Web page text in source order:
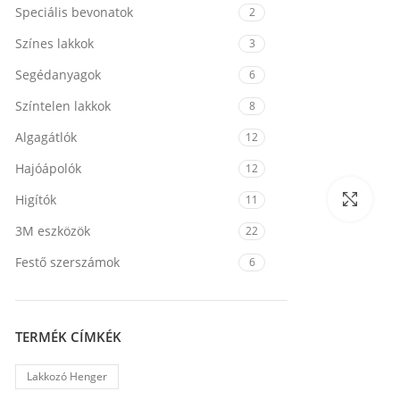
Speciális bevonatok 2
Színes lakkok 3
Segédanyagok 6
Színtelen lakkok 8
Algagátlók 12
Hajóápolók 12
Higítók 11
3M eszközök 22
Festő szerszámok 6
TERMÉK CÍMKÉK
Lakkozó Henger